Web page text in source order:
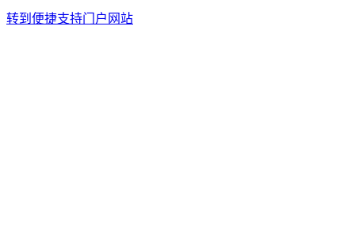
转到便捷支持门户网站